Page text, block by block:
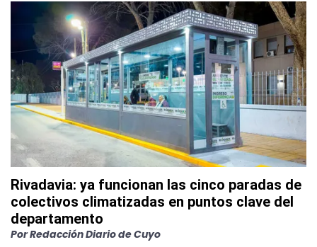
Rivadavia: ya funcionan las cinco paradas de
colectivos climatizadas en puntos clave del
departamento
PorRedacción Diario de Cuyo